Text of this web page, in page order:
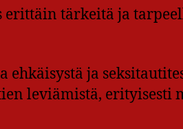
erittäin tärkeitä ja
ja
leviämistä, erityisesti